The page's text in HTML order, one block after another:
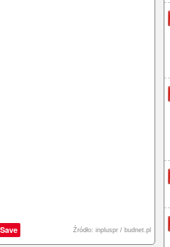
Save Źródło: inpluspr / budnet.pl